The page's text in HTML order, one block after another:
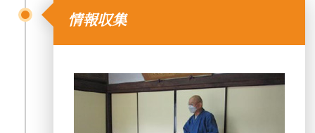
情報収集